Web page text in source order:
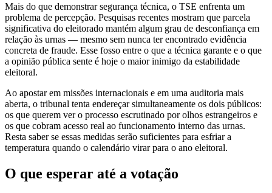
Mais do que demonstrar segurança técnica, o TSE enfrenta um
problema de percepção. Pesquisas recentes mostram que parcela
significativa do eleitorado mantém algum grau de desconfiança em
relação às urnas — mesmo sem nunca ter encontrado evidência
concreta de fraude. Esse fosso entre o que a técnica garante e o que
a opinião pública sente é hoje o maior inimigo da estabilidade
eleitoral.
Ao apostar em missões internacionais e em uma auditoria mais
aberta, o tribunal tenta endereçar simultaneamente os dois públicos:
os que querem ver o processo escrutinado por olhos estrangeiros e
os que cobram acesso real ao funcionamento interno das urnas.
Resta saber se essas medidas serão suficientes para esfriar a
temperatura quando o calendário virar para o ano eleitoral.
O que esperar até a votação